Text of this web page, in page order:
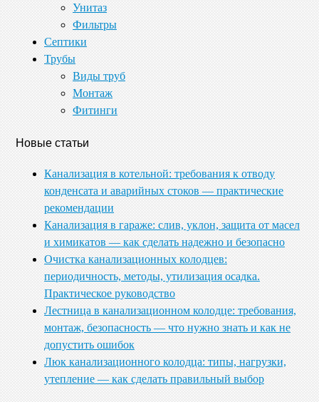
Унитаз
Фильтры
Септики
Трубы
Виды труб
Монтаж
Фитинги
Новые статьи
Канализация в котельной: требования к отводу
конденсата и аварийных стоков — практические
рекомендации
Канализация в гараже: слив, уклон, защита от масел
и химикатов — как сделать надежно и безопасно
Очистка канализационных колодцев:
периодичность, методы, утилизация осадка.
Практическое руководство
Лестница в канализационном колодце: требования,
монтаж, безопасность — что нужно знать и как не
допустить ошибок
Люк канализационного колодца: типы, нагрузки,
утепление — как сделать правильный выбор